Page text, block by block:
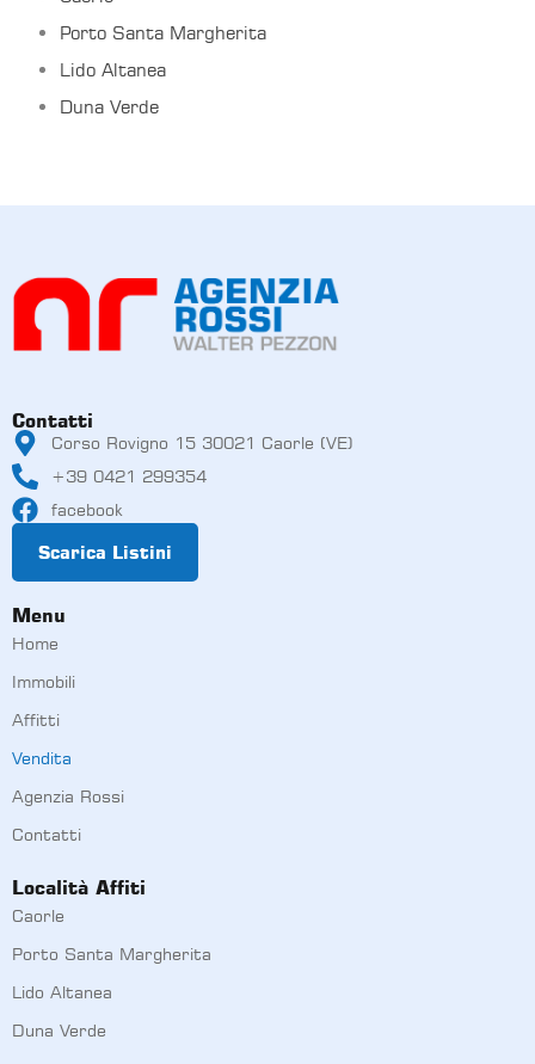
Porto Santa Margherita
Lido Altanea
Duna Verde
Contatti
Corso Rovigno 15 30021 Caorle (VE)
+39 0421 299354
facebook
Scarica Listini
Menu
Home
Immobili
Affitti
Vendita
Agenzia Rossi
Contatti
Località Affiti
Caorle
Porto Santa Margherita
Lido Altanea
Duna Verde